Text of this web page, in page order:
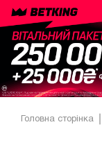
Головна сторінка